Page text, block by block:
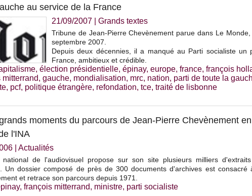
au service de la France
21/09/2007 Grands textes
Tribune de Jean-Pierre Chevènement parue dans Le
septembre 2007.
Depuis deux décennies, il a manqué au Parti socialiste un
France, ambitieux et crédible.
, élection présidentielle, épinay, europe, france, françois
mitterrand, gauche, mondialisation, mrc, nation, parti de toute la
, pcf, politique étrangère, refondation, tce, traité de lisbonne
moments du parcours de Jean-Pierre Chevènement
l'INA
Actualités
national de l'audiovisuel propose sur son site plusieurs milliers
Un dossier composé de près de 300 documents d'archives est consacré
et retrace son parcours depuis 1971.
, françois mitterrand, ministre, parti socialiste